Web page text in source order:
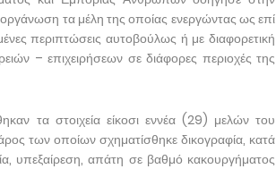
τα μέλη της οποίας ενεργώντας ως επί
περιπτώσεις αυτοβούλως ή με διαφορετική
– επιχειρήσεων σε διάφορες περιοχές της
τα στοιχεία είκοσι εννέα (29) μελών του
των οποίων σχηματίσθηκε δικογραφία, κατά
υπεξαίρεση, απάτη σε βαθμό κακουργήματος